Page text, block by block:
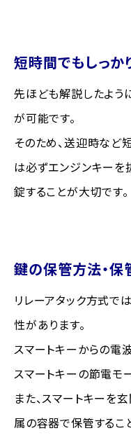
短時間でもしっか
先ほども解説したよう
が可能です。
そのため、送迎時など
は必ずエンジンキーを
錠することが大切です。
鍵の保管方法・
リレーアタック方式で
性があります。
スマートキーからの電
スマートキーの節電モ
また、スマートキーを
属の容器で保管するこ